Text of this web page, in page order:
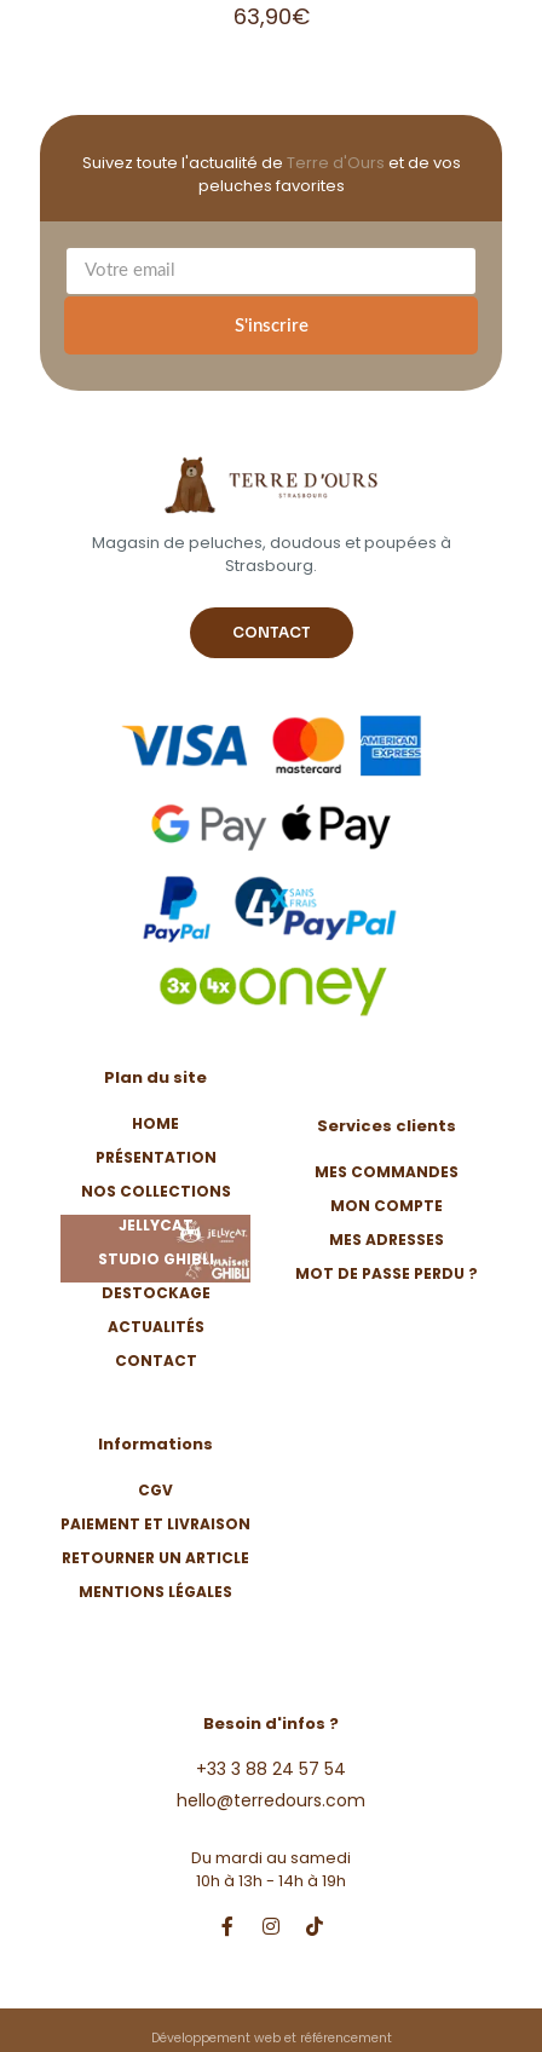
63,90€
Suivez toute l'actualité de Terre d'Ours et de vos
peluches favorites
S'inscrire
Magasin de peluches, doudous et poupées à
Strasbourg.
CONTACT
Plan du site
HOME
PRÉSENTATION
NOS COLLECTIONS
JELLYCAT
STUDIO GHIBLI
DESTOCKAGE
ACTUALITÉS
CONTACT
Informations
CGV
PAIEMENT ET LIVRAISON
RETOURNER UN ARTICLE
MENTIONS LÉGALES
Services clients
MES COMMANDES
MON COMPTE
MES ADRESSES
MOT DE PASSE PERDU ?
Besoin d'infos ?
+33 3 88 24 57 54
hello@terredours.com
Du mardi au samedi
10h à 13h - 14h à 19h
Développement web et référencement